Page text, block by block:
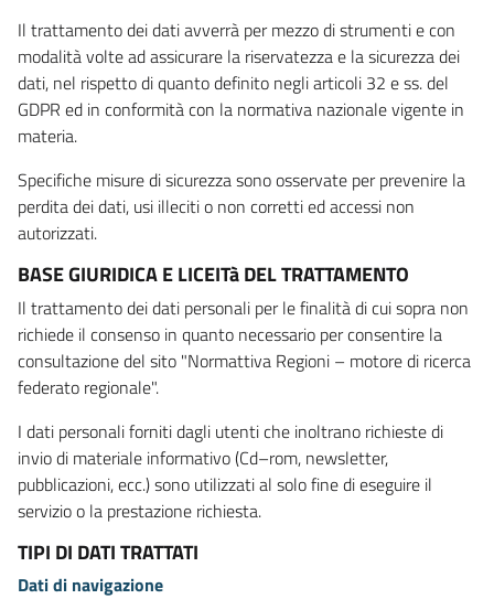
Il trattamento dei dati avverrà per mezzo di strumenti e con
modalità volte ad assicurare la riservatezza e la sicurezza dei
dati, nel rispetto di quanto definito negli articoli 32 e ss. del
GDPR ed in conformità con la normativa nazionale vigente in
materia.
Specifiche misure di sicurezza sono osservate per prevenire la
perdita dei dati, usi illeciti o non corretti ed accessi non
autorizzati.
BASE GIURIDICA E LICEITà DEL TRATTAMENTO
Il trattamento dei dati personali per le finalità di cui sopra non
richiede il consenso in quanto necessario per consentire la
consultazione del sito "Normattiva Regioni – motore di ricerca
federato regionale".
I dati personali forniti dagli utenti che inoltrano richieste di
invio di materiale informativo (Cd–rom, newsletter,
pubblicazioni, ecc.) sono utilizzati al solo fine di eseguire il
servizio o la prestazione richiesta.
TIPI DI DATI TRATTATI
Dati di navigazione